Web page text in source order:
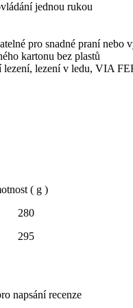
jednou rukou
pro snadné praní nebo
kartonu bez plastů
lezení, lezení v ledu, VIA
( g )
napsání recenze